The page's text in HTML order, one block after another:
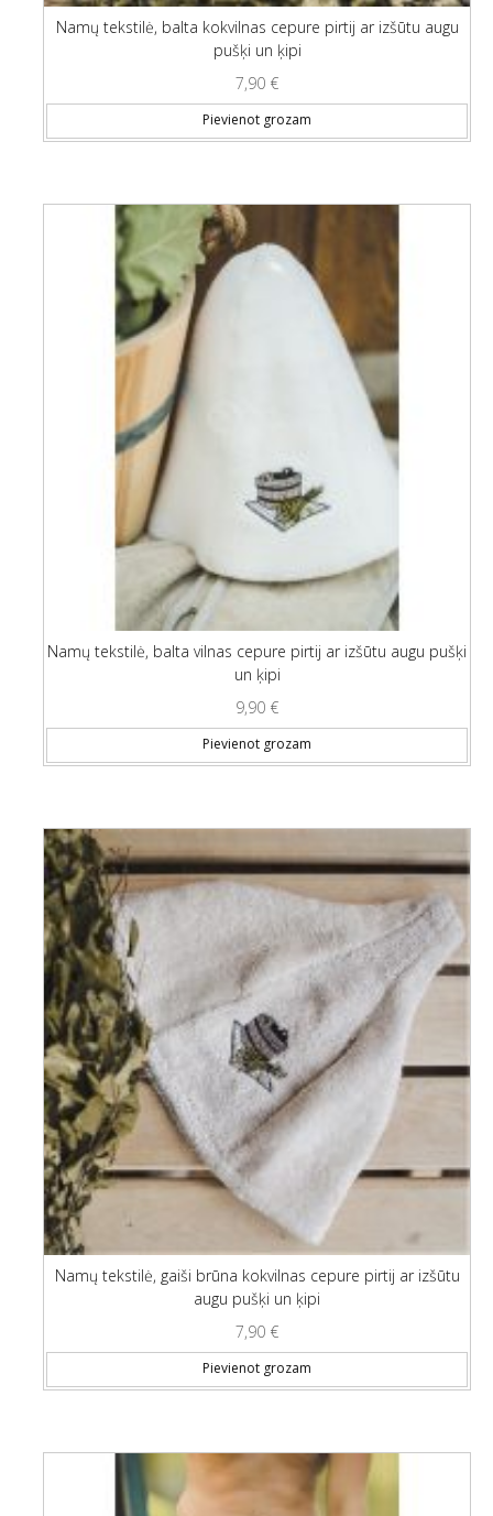
Namų tekstilė, balta kokvilnas cepure pirtij ar izšūtu augu
pušķi un ķipi
7,90 €
Pievienot grozam
Namų tekstilė, balta vilnas cepure pirtij ar izšūtu augu pušķi
un ķipi
9,90 €
Pievienot grozam
Namų tekstilė, gaiši brūna kokvilnas cepure pirtij ar izšūtu
augu pušķi un ķipi
7,90 €
Pievienot grozam